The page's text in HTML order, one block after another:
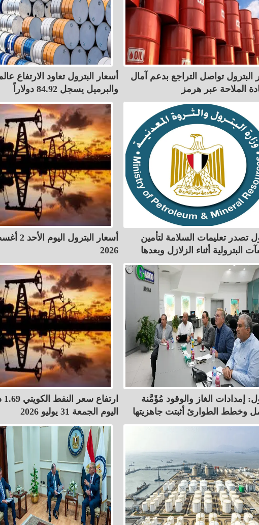
البترول تواصل التراجع بدعم آمال
الملاحة عبر هرمز
أسعار البترول تعاود الارتفاع
والبرميل يسجل 84.92 دولاراً
تصدر تعليمات السلامة لتأمين
البترولية أثناء الزلازل وبعدها
أسعار البترول
2026
إمدادات الغاز والوقود مُؤَمَّنة
وخطط الطوارئ أثبتت جاهزيتها
اليوم الجمعة 31 يوليو 2026